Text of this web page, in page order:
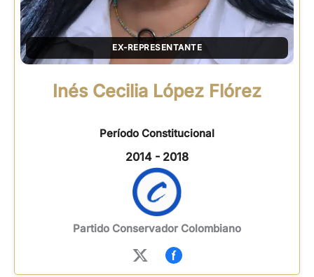
EX-REPRESENTANTE
Inés Cecilia López Flórez
Período Constitucional
2014 - 2018
Partido Conservador Colombiano